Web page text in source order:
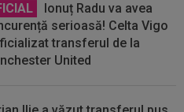
Ionuț Radu va avea
serioasă! Celta Vigo
transferul de la
United